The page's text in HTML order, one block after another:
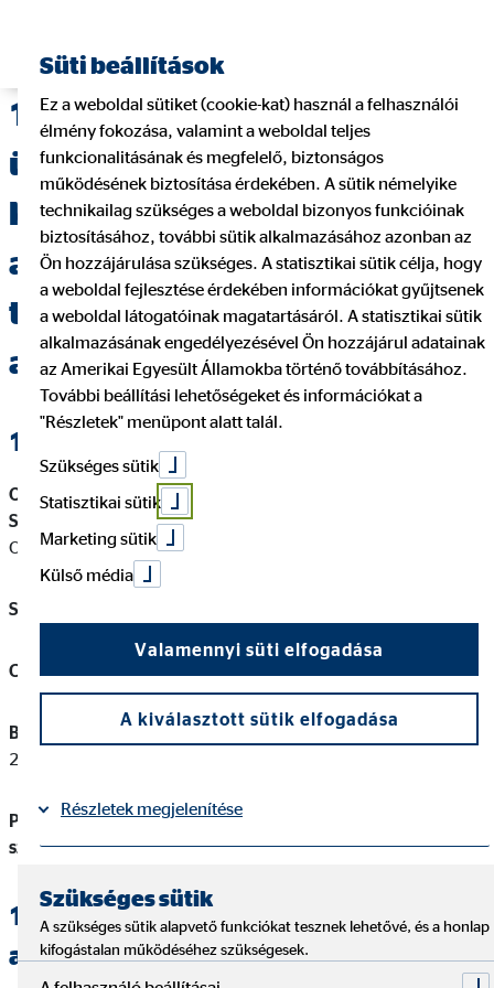
1.Tájékoztatás a többes
ügynök és az általa megbízott
közvetítő / közvetítői
alvállalkozó, valamint
természetes személy
adatairól
1.1. Megbízó (többes ügynök) adatai
OVB Vermögensberatung Általános Biztosítási és Pénzügyi
Szolgáltató Korlátolt Felelősségű Társaság
OVB)
Székhely / levelezési cím:
Cégjegyzékszám:
Biztosításközvetítői felügyeleti nyilvántartási szám:
206012405527
Pénzügyi szolgáltatás közvetítői felügyeleti nyilvántartási
szám:13231796
1.2. Megbízott / közvetítői
alvállalkozó (gazdálkodó szervezet)
Süti beállítások
Ez a weboldal sütiket (cookie-kat) használ a felhasználói
élmény fokozása, valamint a weboldal teljes
funkcionalitásának és megfelelő, biztonságos
működésének biztosítása érdekében. A sütik némelyike
technikailag szükséges a weboldal bizonyos funkcióinak
biztosításához, további sütik alkalmazásához azonban az
Ön hozzájárulása szükséges. A statisztikai sütik célja, hogy
a weboldal fejlesztése érdekében információkat gyűjtsenek
a weboldal látogatóinak magatartásáról. A statisztikai sütik
alkalmazásának engedélyezésével Ön hozzájárul adatainak
az Amerikai Egyesült Államokba történő továbbításához.
További beállítási lehetőségeket és információkat a
"Részletek" menüpont alatt talál.
Szükséges sütik
Statisztikai sütik
Marketing sütik
Külső média
Valamennyi süti elfogadása
A kiválasztott sütik elfogadása
Részletek megjelenítése
Szükséges sütik
A szükséges sütik alapvető funkciókat tesznek lehetővé, és a honlap
kifogástalan működéséhez szükségesek.